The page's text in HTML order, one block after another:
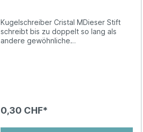
Kugelschreiber Cristal MDieser Stift
schreibt bis zu doppelt so lang als
andere gewöhnliche
0,30 CHF*